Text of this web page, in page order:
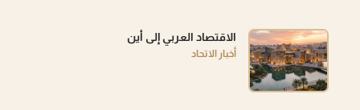
الاقتصاد العربي إلى أين
أخبار الاتحاد